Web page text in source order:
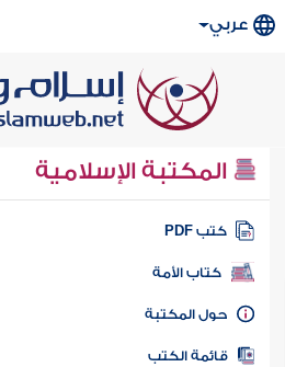
عربي
المكتبة الإسلامية
كتب PDF
كتاب الأمة
المكتبة